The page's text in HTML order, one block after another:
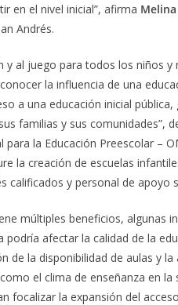
en el nivel inicial”, afirma
Andrés.
y al juego para todos los niños y
la influencia de una
a una educación inicial
familias y sus comunidades”,
la Educación Preescolar –
la creación de escuelas
calificados y personal de apoyo
múltiples beneficios, algunas
afectar la calidad de la
de la disponibilidad de aulas y
el clima de enseñanza en
focalizar la expansión del